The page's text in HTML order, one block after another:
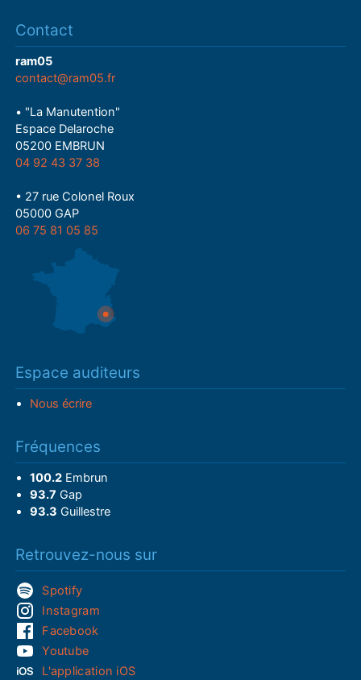
Contact
ram05
contact@ram05.fr
• "La Manutention"
Espace Delaroche
05200 EMBRUN
04 92 43 37 38
• 27 rue Colonel Roux
05000 GAP
06 75 81 05 85
Espace auditeurs
Nous écrire
Fréquences
100.2Embrun
93.7 Gap
93.3 Guillestre
Retrouvez-nous sur
Spotify
Instagram
Facebook
Youtube
L'application iOS